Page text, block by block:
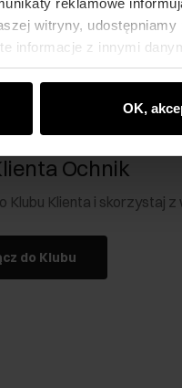
reklamowe
witryny, udostępniamy
informacje z innymi
OK,
Ochnik
Klubu Klienta i skorzystaj
do Klubu